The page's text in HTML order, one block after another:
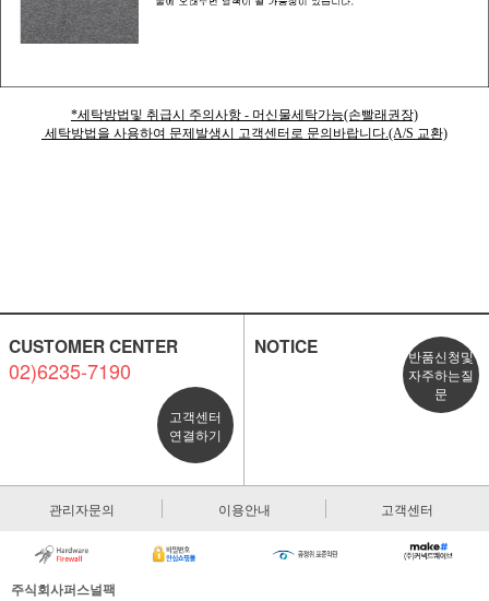
*세탁방법및 취급시 주의사항 - 머신물세탁가능(손빨래권장)
세탁방법을 사용하여 문제발생시 고객센터로 문의바랍니다.(A/S 교환)
CUSTOMER CENTER
02)6235-7190
고객센터
연결하기
NOTICE
반품신청및
자주하는질
문
관리자문의 이용안내 고객센터
주식회사퍼스널팩